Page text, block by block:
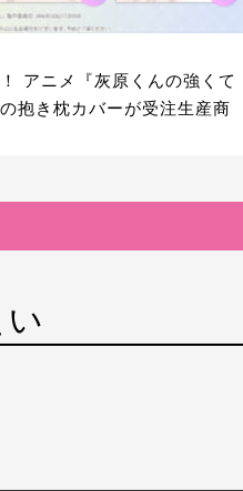
アニメ『灰原くんの強くて
抱き枕カバーが受注生産商